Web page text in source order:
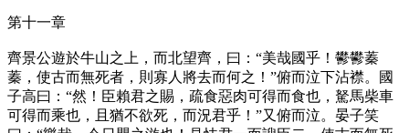
第十一章
齊景公遊於牛山之上，而北望齊，曰：“美哉國乎！鬰鬰蓁
蓁，使古而無死者，則寡人將去而何之！”俯而泣下沾襟。國
子高曰：“然！臣賴君之賜，疏食惡肉可得而食也，駑馬柴車
可得而乘也，且猶不欲死，而況君乎！”又俯而泣。晏子笑